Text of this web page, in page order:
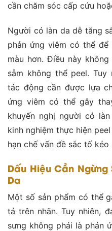
cần chăm sóc cấp cứu
Người có làn da dễ tăng
phản ứng viêm có thể
màu hơn. Điều này
sẫm không thể peel.
tác động cần được lựa
ứng viêm có thể gây
khuyến nghị người có
kinh nghiệm thực hiện
hạn chế vấn đề sắc tố kéo
Dấu Hiệu Cần Ngừng
Da
Một số sản phẩm có thể
tả trên nhãn. Tuy nhiên,
sưng không phải là phản